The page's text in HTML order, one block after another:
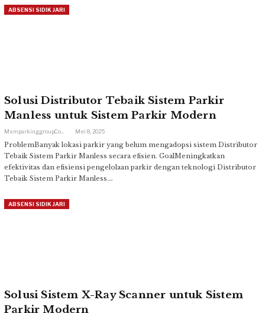
ABSENSI SIDIK JARI
Solusi Distributor Tebaik Sistem Parkir
Manless untuk Sistem Parkir Modern
Mei 8, 2025
ProblemBanyak lokasi parkir yang belum mengadopsi sistem Distributor
Tebaik Sistem Parkir Manless secara efisien. GoalMeningkatkan
efektivitas dan efisiensi pengelolaan parkir dengan teknologi Distributor
Tebaik Sistem Parkir Manless.…
ABSENSI SIDIK JARI
Solusi Sistem X-Ray Scanner untuk Sistem
Parkir Modern